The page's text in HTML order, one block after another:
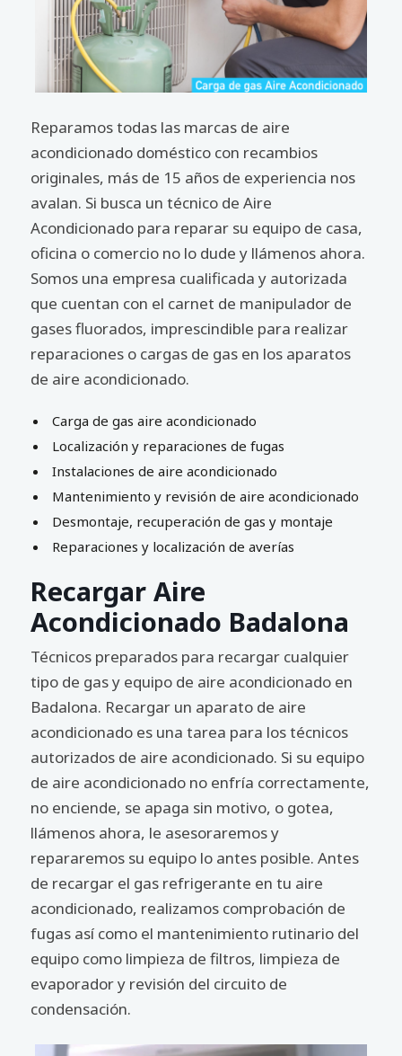
Reparamos todas las marcas de aire
acondicionado doméstico con recambios
originales, más de 15 años de experiencia nos
avalan. Si busca un técnico de Aire
Acondicionado para reparar su equipo de casa,
oficina o comercio no lo dude y llámenos ahora.
Somos una empresa cualificada y autorizada
que cuentan con el carnet de manipulador de
gases fluorados, imprescindible para realizar
reparaciones o cargas de gas en los aparatos
de aire acondicionado.
Carga de gas aire acondicionado
Localización y reparaciones de fugas
Instalaciones de aire acondicionado
Mantenimiento y revisión de aire acondicionado
Desmontaje, recuperación de gas y montaje
Reparaciones y localización de averías
Recargar Aire
Acondicionado Badalona
Técnicos preparados para recargar cualquier
tipo de gas y equipo de aire acondicionado en
Badalona. Recargar un aparato de aire
acondicionado es una tarea para los técnicos
autorizados de aire acondicionado. Si su equipo
de aire acondicionado no enfría correctamente,
no enciende, se apaga sin motivo, o gotea,
llámenos ahora, le asesoraremos y
repararemos su equipo lo antes posible. Antes
de recargar el gas refrigerante en tu aire
acondicionado, realizamos comprobación de
fugas así como el mantenimiento rutinario del
equipo como limpieza de filtros, limpieza de
evaporador y revisión del circuito de
condensación.